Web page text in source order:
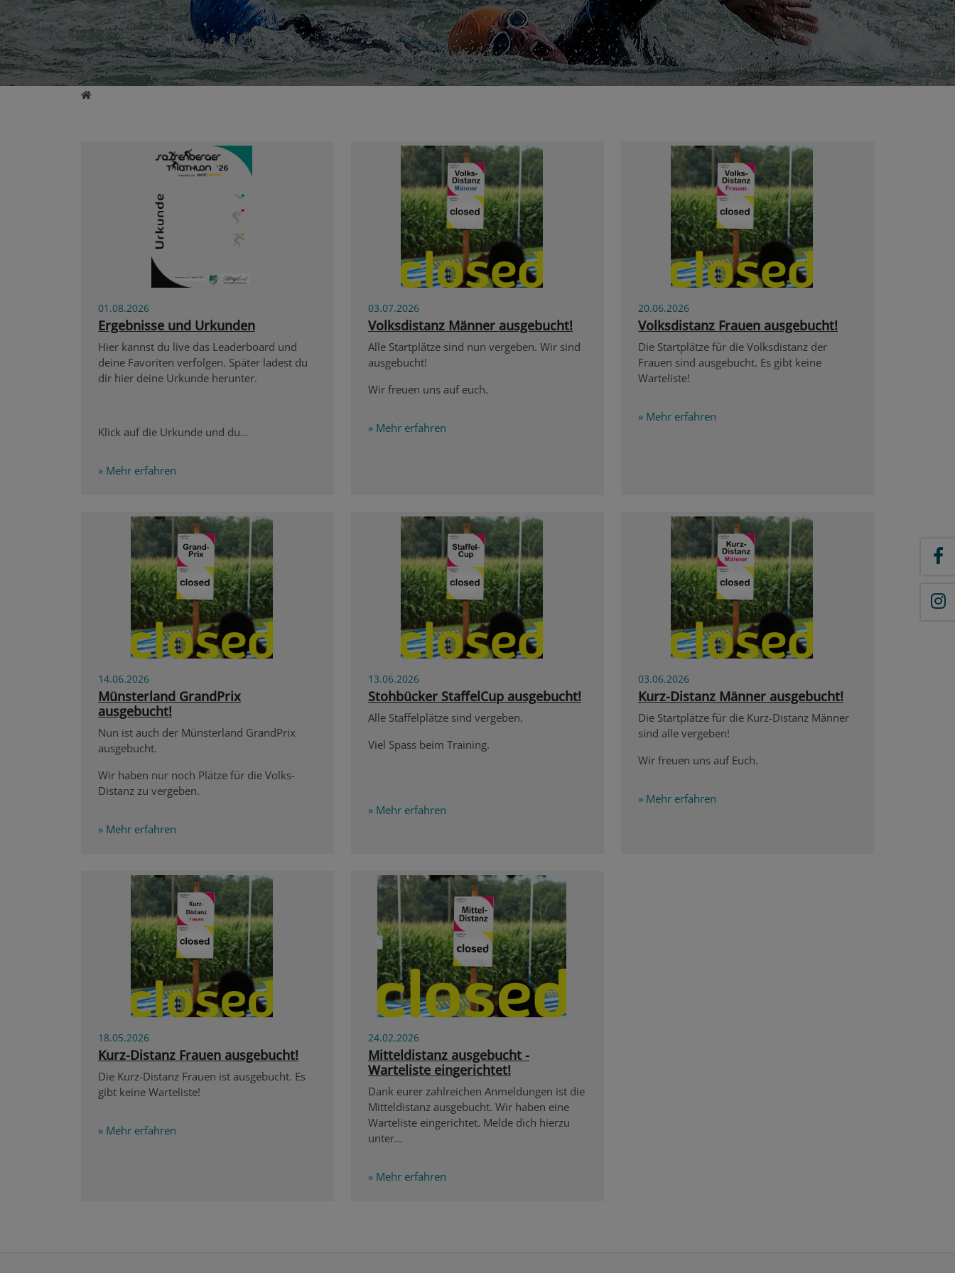
Home
01.08.2026
Ergebnisse und Urkunden
Hier kannst du live das Leaderboard und
deine Favoriten verfolgen. Später ladest du
dir hier deine Urkunde herunter.
Klick auf die Urkunde und du…
» Mehr erfahren
03.07.2026
Volksdistanz Männer ausgebucht!
Alle Startplätze sind nun vergeben. Wir sind
ausgebucht!
Wir freuen uns auf euch.
» Mehr erfahren
20.06.2026
Volksdistanz Frauen ausgebucht!
Die Startplätze für die Volksdistanz der
Frauen sind ausgebucht. Es gibt keine
Warteliste!
» Mehr erfahren
14.06.2026
Münsterland GrandPrix
ausgebucht!
Nun ist auch der Münsterland GrandPrix
ausgebucht.
Wir haben nur noch Plätze für die Volks-
Distanz zu vergeben.
» Mehr erfahren
13.06.2026
Stohbücker StaffelCup ausgebucht!
Alle Staffelplätze sind vergeben.
Viel Spass beim Training.
» Mehr erfahren
03.06.2026
Kurz-Distanz Männer ausgebucht!
Die Startplätze für die Kurz-Distanz Männer
sind alle vergeben!
Wir freuen uns auf Euch.
» Mehr erfahren
18.05.2026
Kurz-Distanz Frauen ausgebucht!
Die Kurz-Distanz Frauen ist ausgebucht. Es
gibt keine Warteliste!
» Mehr erfahren
24.02.2026
Mitteldistanz ausgebucht -
Warteliste eingerichtet!
Dank eurer zahlreichen Anmeldungen ist die
Mitteldistanz ausgebucht. Wir haben eine
Warteliste eingerichtet. Melde dich hierzu
unter…
» Mehr erfahren